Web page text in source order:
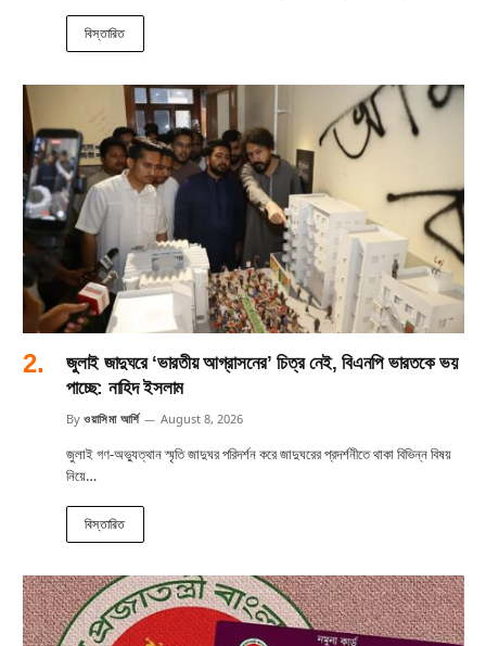
বিস্তারিত
জুলাই জাদুঘরে ‘ভারতীয় আগ্রাসনের’ চিত্র নেই, বিএনপি ভারতকে ভয়
পাচ্ছে: নাহিদ ইসলাম
By ওয়াসিমা আর্শি August 8, 2026
জুলাই গণ-অভ্যুত্থান স্মৃতি জাদুঘর পরিদর্শন করে জাদুঘরের প্রদর্শনীতে থাকা বিভিন্ন বিষয়
নিয়ে…
বিস্তারিত